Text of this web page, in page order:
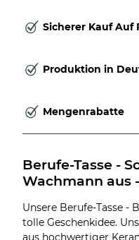
Sicherer Kauf Auf
Produktion in
Mengenrabatte
Berufe-Tasse -
Wachmann aus
Unsere Berufe-Tasse -
tolle Geschenkidee.
aus hochwertiger